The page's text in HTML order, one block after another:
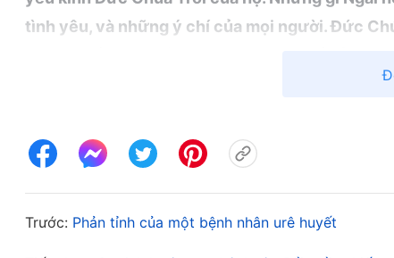
tình yêu, và những ý chí của mọi người. Đức
cần đến đức tin của ngươi. Đức tin của mọi
niệm của chính mình. Khi ngươi không có sự
hỏi ở ngươi là có đức tin, có một lập trường
điểm này, Đức Chúa Trời đã xuất hiện và phán
ngươi mới có thể nhìn thấy Đức Chúa Trời, và
Trước: Phản tỉnh của một bệnh nhân urê huyết